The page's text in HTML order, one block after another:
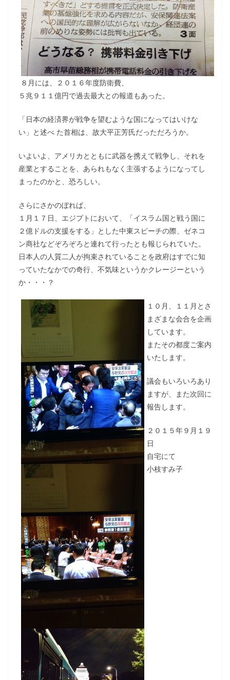
８月には、２０１６年度防衛費、
５兆９１１億円で過去最大との報道もあった。
「日本の経済界が戦争を望むような国になってはいけな
い」と述べ た首相は、故大平正芳氏だっただろうか。
いよいよ、アメリカとともに武器を携えて戦争し、それを
産業とすることを、あられもなく主張するようになってし
まったのかと、恐ろしい。
さらにさかのぼれば、
１月１７日、エジプトにおいて、「イスラム国と戦う国に
２億ドルの支援をする」とした中東スピーチの際、ゼネコ
ン商社などぞろぞろと連れて行ったとも報じられていた。
日本人の人質二人が拘束されていることを政府はすでに知
っていたなかでの奇行、不気味というかクレージーという
か・・・？
１０月、１１月とさ
まざまな会合を企画
しています。
またその都度ご案内
いたします。
議会もいろいろあり
ますが、また次回に
報告します。
２０１５年９月１９
日
自宅にて
小枝すみ子